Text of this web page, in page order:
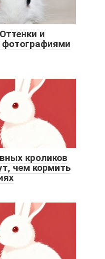
и
фотографиями
кроликов
чем кормить